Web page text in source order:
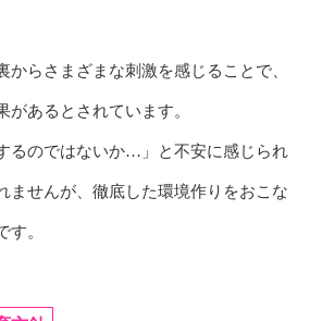
からさまざまな刺激を感じることで、
があるとされています。
るのではないか…」と不安に感じられ
ませんが、徹底した環境作りをおこな
す。